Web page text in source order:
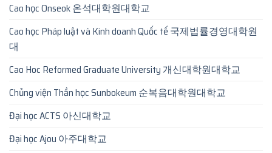
Cao học Onseok 온석대학원대학교
Cao học Pháp luật và Kinh doanh Quốc tế 국제법률경영대학원
대
Cao Hoc Reformed Graduate University 개신대학원대학교
Chủng viện Thần học Sunbokeum 순복음대학원대학교
Đại học ACTS 아신대학교
Đại học Ajou 아주대학교